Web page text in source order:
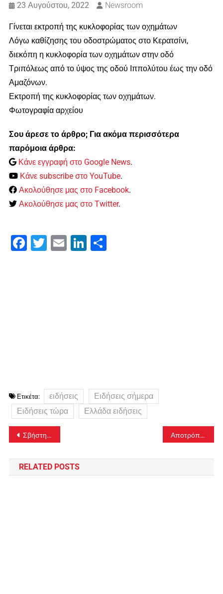
23 Αυγούστου, 2022 Newsroom
Γίνεται εκτροπή της κυκλοφορίας των οχημάτων
Λόγω καθίζησης του οδοστρώματος στο Κερατσίνι,
διεκόπη η κυκλοφορία των οχημάτων στην οδό
Τριπόλεως από το ύψος της οδού Ιππολύτου έως την οδό
Αμαζόνων.
Εκτροπή της κυκλοφορίας των οχημάτων.
Φωτογραφία αρχείου
Σου άρεσε το άρθρο; Για ακόμα περισσότερα
παρόμοια άρθρα:
Κάνε εγγραφή στο Google News.
Κάνε subscribe στο YouTube.
Ακολούθησε μας στο Facebook.
Ακολούθησε μας στο Twitter.
Facebook
Twitter Email LinkedIn
Ετικέτα: ειδήσεις
Ειδήσεις σήμερα
Ειδήσεις τώρα
Ελλάδα ειδήσεις
άρθρων
Σβήστηκε η φωτιά σε εργοστάσιο ανακύκλωσης Αποτρόπαιο θέαμα με απαγχονισμένο σκύλο
RELATED POSTS